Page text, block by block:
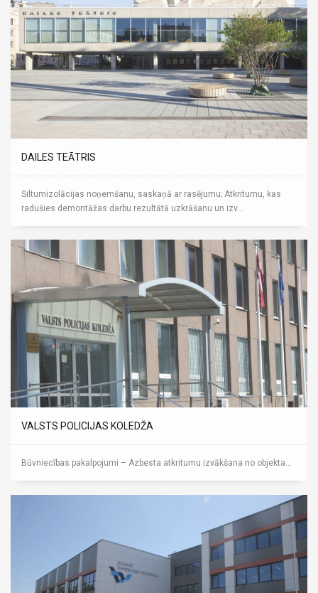
DAILES TEĀTRIS
Siltumizolācijas noņemšanu, saskaņā ar rasējumu; Atkritumu, kas
radušies demontāžas darbu rezultātā uzkrāšanu un izv...
VALSTS POLICIJAS KOLEDŽA
Būvniecības pakalpojumi – Azbesta atkritumu izvākšana no objekta...